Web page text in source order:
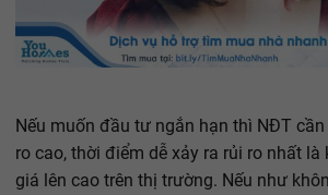
Nếu muốn đầu tư ngắn hạn thì NĐT
ro cao, thời điểm dễ xảy ra rủi ro nhất là
giá lên cao trên thị trường. Nếu như